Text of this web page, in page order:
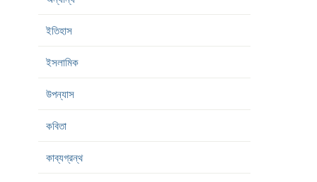
ইতিহাস
ইসলামিক
উপন্যাস
কবিতা
কাব্যগ্রন্থ